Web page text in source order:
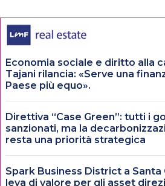
Economia sociale e diritto alla
Tajani rilancia: «Serve una
Paese più equo».
Direttiva “Case Green”: tutti i
sanzionati, ma la
resta una priorità strategica
Spark Business District a Santa
leva di valore per gli asset